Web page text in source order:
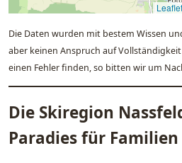
Leaflet
Die Daten wurden mit bestem Wissen
aber keinen Anspruch auf
einen Fehler finden, so bitten wir um
Die Skiregion
Paradies für